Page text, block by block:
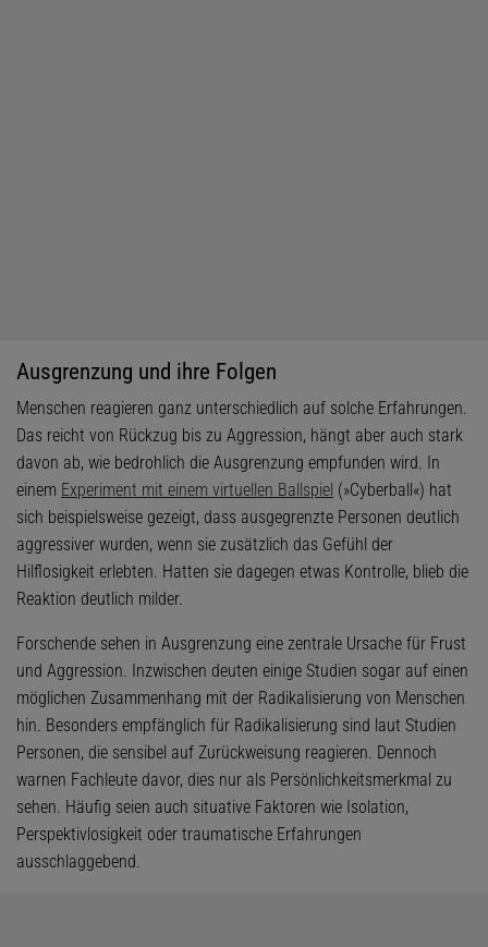
Ausgrenzung und ihre Folgen
Menschen reagieren ganz unterschiedlich auf solche Erfahrungen.
Das reicht von Rückzug bis zu Aggression, hängt aber auch stark
davon ab, wie bedrohlich die Ausgrenzung empfunden wird. In
einem Experiment mit einem virtuellen Ballspiel (»Cyberball«) hat
sich beispielsweise gezeigt, dass ausgegrenzte Personen deutlich
aggressiver wurden, wenn sie zusätzlich das Gefühl der
Hilflosigkeit erlebten. Hatten sie dagegen etwas Kontrolle, blieb die
Reaktion deutlich milder.
Forschende sehen in Ausgrenzung eine zentrale Ursache für Frust
und Aggression. Inzwischen deuten einige Studien sogar auf einen
möglichen Zusammenhang mit der Radikalisierung von Menschen
hin. Besonders empfänglich für Radikalisierung sind laut Studien
Personen, die sensibel auf Zurückweisung reagieren. Dennoch
warnen Fachleute davor, dies nur als Persönlichkeitsmerkmal zu
sehen. Häufig seien auch situative Faktoren wie Isolation,
Perspektivlosigkeit oder traumatische Erfahrungen
ausschlaggebend.